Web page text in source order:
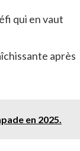
qui en vaut
après
en 2025.